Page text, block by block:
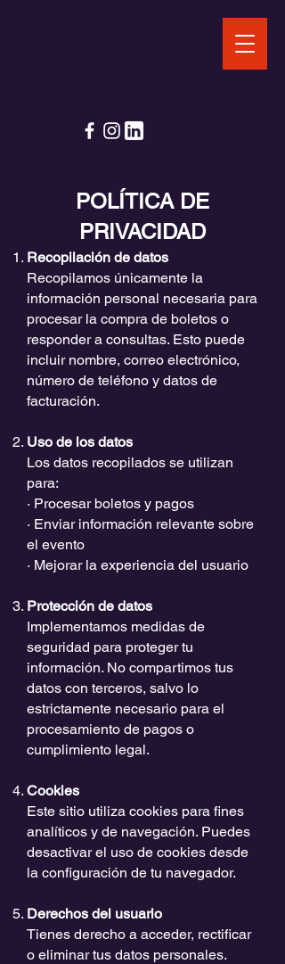
POLÍTICA DE
PRIVACIDAD
Recopilación de datos
Recopilamos únicamente la
información personal necesaria para
procesar la compra de boletos o
responder a consultas. Esto puede
incluir nombre, correo electrónico,
número de teléfono y datos de
facturación.
Uso de los datos
Los datos recopilados se utilizan
para:
· Procesar boletos y pagos
· Enviar información relevante sobre
el evento
· Mejorar la experiencia del usuario
Protección de datos
Implementamos medidas de
seguridad para proteger tu
información. No compartimos tus
datos con terceros, salvo lo
estrictamente necesario para el
procesamiento de pagos o
cumplimiento legal.
Cookies
Este sitio utiliza cookies para fines
analíticos y de navegación. Puedes
desactivar el uso de cookies desde
la configuración de tu navegador.
Derechos del usuario
Tienes derecho a acceder, rectificar
o eliminar tus datos personales.